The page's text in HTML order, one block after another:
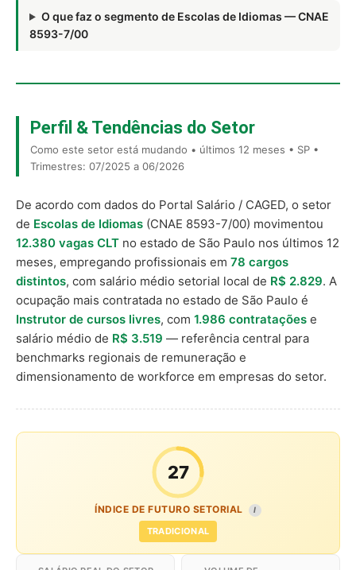
O que faz o segmento de Escolas de Idiomas — CNAE
8593-7/00
Perfil & Tendências do Setor
Como este setor está mudando • últimos 12 meses • SP •
Trimestres: 07/2025 a 06/2026
De acordo com dados do Portal Salário / CAGED, o setor
de Escolas de Idiomas (CNAE 8593-7/00) movimentou
12.380 vagas CLT no estado de São Paulo nos últimos 12
meses, empregando profissionais em 78 cargos
distintos, com salário médio setorial local de R$ 2.829. A
ocupação mais contratada no estado de São Paulo é
Instrutor de cursos livres, com 1.986 contratações e
salário médio de R$ 3.519 — referência central para
benchmarks regionais de remuneração e
dimensionamento de workforce em empresas do setor.
27
ÍNDICE DE FUTURO SETORIAL I
TRADICIONAL